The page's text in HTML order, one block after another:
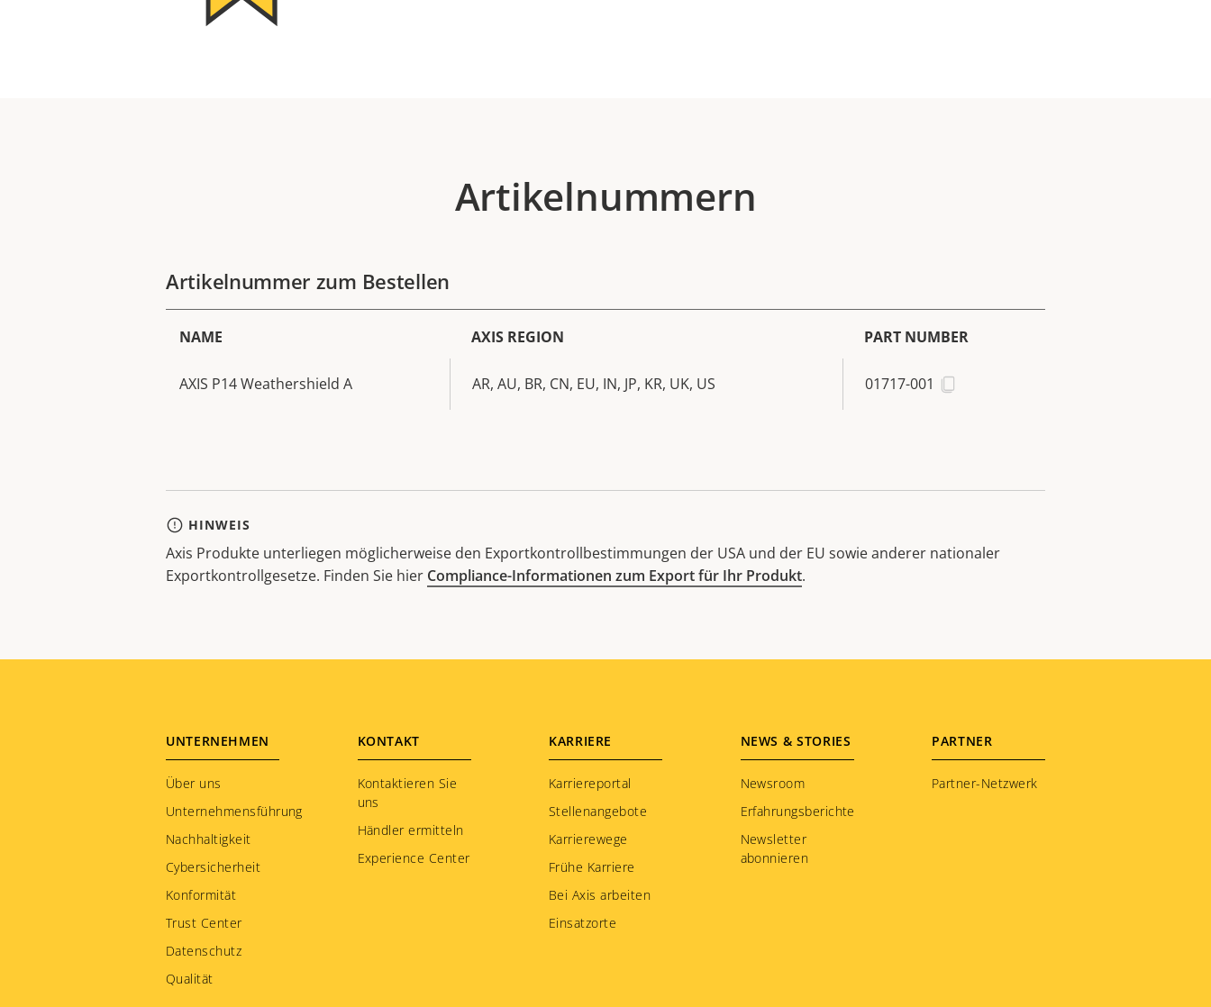
Artikelnummern
Artikelnummer zum Bestellen
NAME AXIS REGION PART NUMBER
AXIS P14 Weathershield A AR, AU, BR, CN, EU, IN, JP, KR, UK, US 01717-001
HINWEIS
Axis Produkte unterliegen möglicherweise den Exportkontrollbestimmungen der USA und der EU sowie anderer nationaler
Exportkontrollgesetze. Finden Sie hier Compliance-Informationen zum Export für Ihr Produkt.
Footer
menu
UNTERNEHMEN
Über uns
Unternehmensführung
Nachhaltigkeit
Cybersicherheit
Konformität
Trust Center
Datenschutz
Qualität
KONTAKT
Kontaktieren Sie
uns
Händler ermitteln
Experience Center
KARRIERE
Karriereportal
Stellenangebote
Karrierewege
Frühe Karriere
Bei Axis arbeiten
Einsatzorte
NEWS & STORIES
Newsroom
Erfahrungsberichte
Newsletter
abonnieren
PARTNER
Partner-Netzwerk